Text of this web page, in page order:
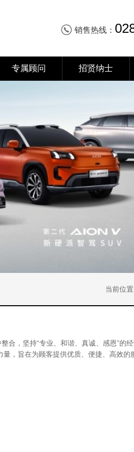
销售热线：
专属顾问 招贤纳士
当前位置
，坚持“专业、和谐、真诚、感恩”的经
，旨在为顾客提供优质、便捷、高效的